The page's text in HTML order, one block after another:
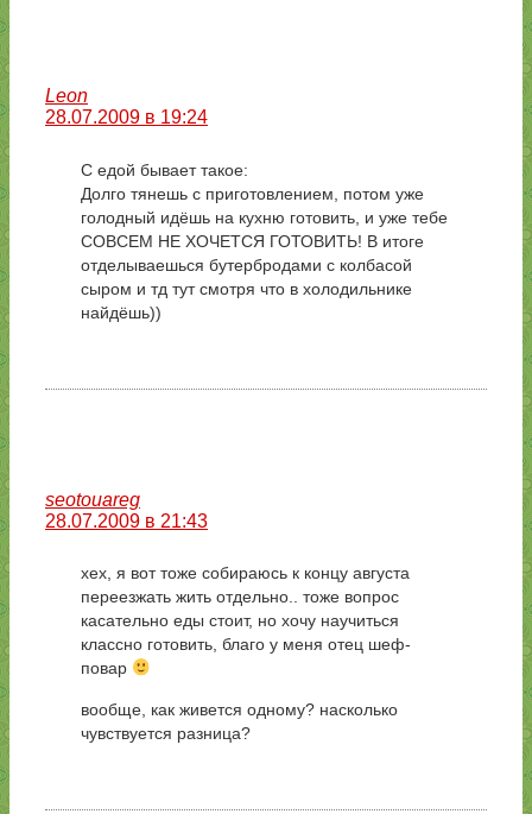
Leon
28.07.2009 в 19:24
С едой бывает такое:
Долго тянешь с приготовлением, потом уже
голодный идёшь на кухню готовить, и уже тебе
СОВСЕМ НЕ ХОЧЕТСЯ ГОТОВИТЬ! В итоге
отделываешься бутербродами с колбасой
сыром и тд тут смотря что в холодильнике
найдёшь))
seotouareg
28.07.2009 в 21:43
хех, я вот тоже собираюсь к концу августа
переезжать жить отдельно.. тоже вопрос
касательно еды стоит, но хочу научиться
классно готовить, благо у меня отец шеф-
повар
вообще, как живется одному? насколько
чувствуется разница?